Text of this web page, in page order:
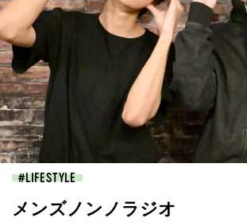
LIFESTYLE
メンズノンノラジオ